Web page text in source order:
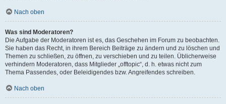
Nach oben
Was sind Moderatoren?
Die Aufgabe der Moderatoren ist es, das Geschehen im Forum zu beobachten.
Sie haben das Recht, in ihrem Bereich Beiträge zu ändern und zu löschen und
Themen zu schließen, zu öffnen, zu verschieben und zu teilen. Üblicherweise
verhindern Moderatoren, dass Mitglieder „offtopic“, d. h. etwas nicht zum
Thema Passendes, oder Beleidigendes bzw. Angreifendes schreiben.
Nach oben